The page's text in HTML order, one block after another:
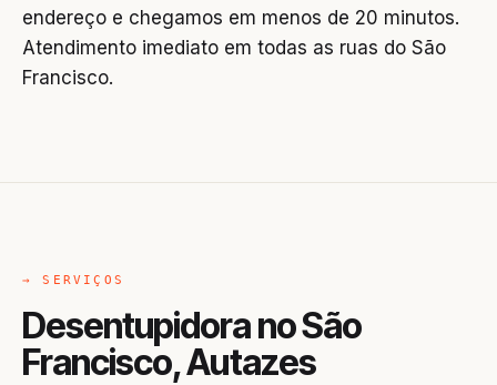
endereço e chegamos em menos de 20 minutos.
Atendimento imediato em todas as ruas do São
Francisco.
→ SERVIÇOS
Desentupidora no São
Francisco, Autazes